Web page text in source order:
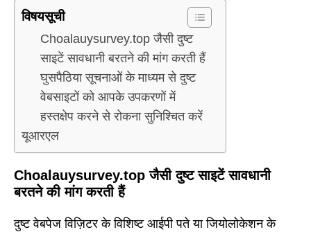
विषयसूची
Choalauysurvey.top जैसी दुष्ट
साइटें सावधानी बरतने की मांग करती हैं
घुसपैठिया सूचनाओं के माध्यम से दुष्ट
वेबसाइटों को आपके उपकरणों में
हस्तक्षेप करने से रोकना सुनिश्चित करें
यूआरएल
Choalauysurvey.top जैसी दुष्ट साइटें सावधानी
बरतने की मांग करती हैं
दुष्ट वेबपेज विज़िटर के विशिष्ट आईपी पते या जियोलोकेशन के